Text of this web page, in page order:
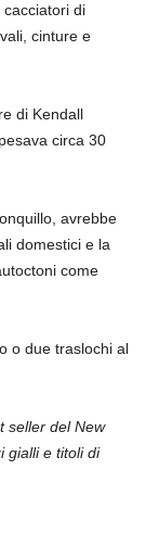
di
cinture e
di Kendall
circa 30
avrebbe
domestici e la
come
o due traslochi al
seller del New
gialli e titoli di